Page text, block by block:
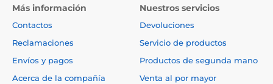
Más información
Contactos
Reclamaciones
Envíos y pagos
Acerca de la compañía
Nuestros servicios
Devoluciones
Servicio de productos
Productos de segunda mano
Venta al por mayor